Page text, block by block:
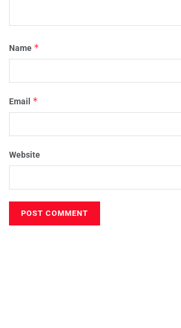
Name *
Email *
Website